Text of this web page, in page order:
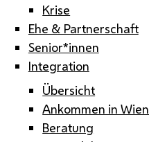
Krise
Ehe & Partnerschaft
Senior*innen
Integration
Übersicht
Ankommen in Wien
Beratung